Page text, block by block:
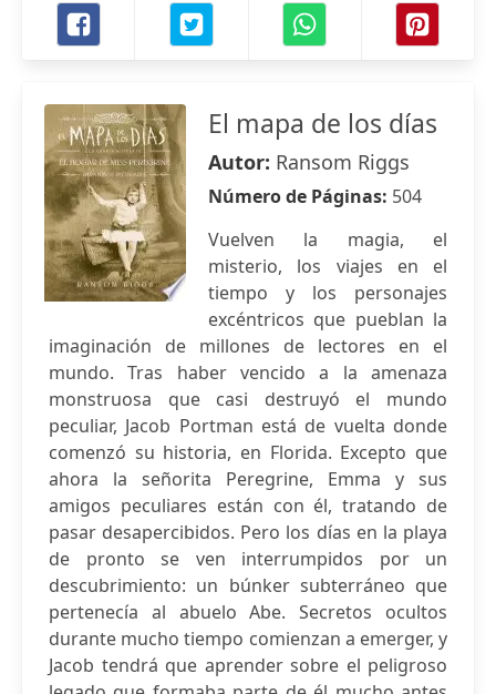
El mapa de los días
Autor: Ransom Riggs
Número de Páginas: 504
Vuelven la magia, el
misterio, los viajes en el
tiempo y los personajes
excéntricos que pueblan la
imaginación de millones de lectores en el
mundo. Tras haber vencido a la amenaza
monstruosa que casi destruyó el mundo
peculiar, Jacob Portman está de vuelta donde
comenzó su historia, en Florida. Excepto que
ahora la señorita Peregrine, Emma y sus
amigos peculiares están con él, tratando de
pasar desapercibidos. Pero los días en la playa
de pronto se ven interrumpidos por un
descubrimiento: un búnker subterráneo que
pertenecía al abuelo Abe. Secretos ocultos
durante mucho tiempo comienzan a emerger, y
Jacob tendrá que aprender sobre el peligroso